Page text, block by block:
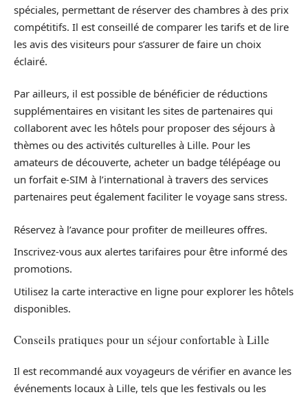
spéciales, permettant de réserver des chambres à des prix
compétitifs. Il est conseillé de comparer les tarifs et de lire
les avis des visiteurs pour s’assurer de faire un choix
éclairé.
Par ailleurs, il est possible de bénéficier de réductions
supplémentaires en visitant les sites de partenaires qui
collaborent avec les hôtels pour proposer des séjours à
thèmes ou des activités culturelles à Lille. Pour les
amateurs de découverte, acheter un badge télépéage ou
un forfait e-SIM à l’international à travers des services
partenaires peut également faciliter le voyage sans stress.
Réservez à l’avance pour profiter de meilleures offres.
Inscrivez-vous aux alertes tarifaires pour être informé des
promotions.
Utilisez la carte interactive en ligne pour explorer les hôtels
disponibles.
Conseils pratiques pour un séjour confortable à Lille
Il est recommandé aux voyageurs de vérifier en avance les
événements locaux à Lille, tels que les festivals ou les